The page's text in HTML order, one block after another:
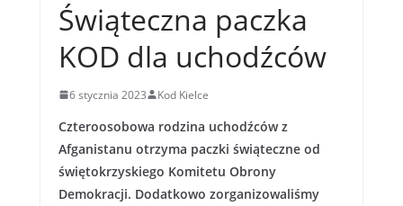
Świąteczna paczka
KOD dla uchodźców
6 stycznia 2023 Kod Kielce
Czteroosobowa rodzina uchodźców z
Afganistanu otrzyma paczki świąteczne od
świętokrzyskiego Komitetu Obrony
Demokracji. Dodatkowo zorganizowaliśmy